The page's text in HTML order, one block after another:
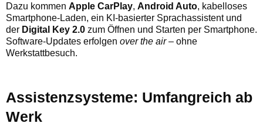
Dazu kommen Apple CarPlay, Android Auto, kabelloses
Smartphone-Laden, ein KI-basierter Sprachassistent und
der Digital Key 2.0 zum Öffnen und Starten per Smartphone.
Software-Updates erfolgen over the air– ohne
Werkstattbesuch.
Assistenzsysteme: Umfangreich ab
Werk